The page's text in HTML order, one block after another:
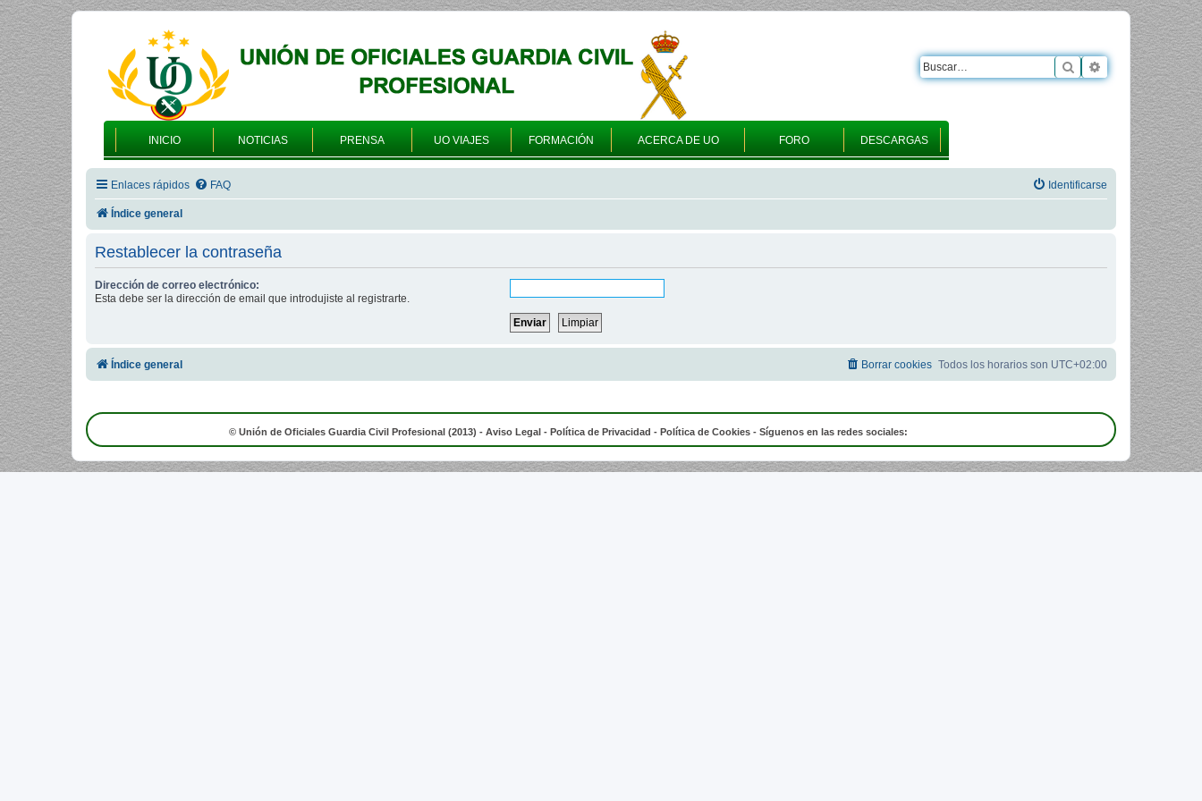
INICIO NOTICIAS PRENSA UO VIAJES FORMACIÓN ACERCA DE UO FORO DESCARGAS
Buscar Búsqueda
Enlaces rápidos FAQ Identificarse
Índice general
Restablecer la contraseña
Dirección de correo electrónico:
Esta debe ser la dirección de email que introdujiste al registrarte.
Índice general Todos los horarios son UTC+02:00
Borrar cookies
© Unión de Oficiales Guardia Civil Profesional (2013) - Aviso Legal - Política de Privacidad - Política de Cookies - Síguenos en las redes sociales: